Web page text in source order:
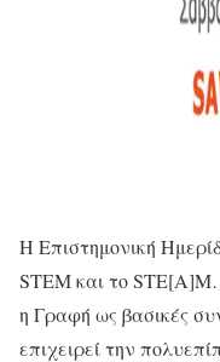
Η Επιστημονική
STEM και το
η Γραφή ως βασικές
επιχειρεί την